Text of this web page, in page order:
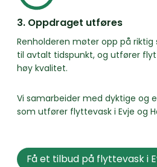
3. Oppdraget utføres
Renholderen møter opp på riktig
til avtalt tidspunkt, og utfører
høy kvalitet.
Vi samarbeider med dyktige og
som utfører flyttevask i Evje og
Få et tilbud på flyttevask i